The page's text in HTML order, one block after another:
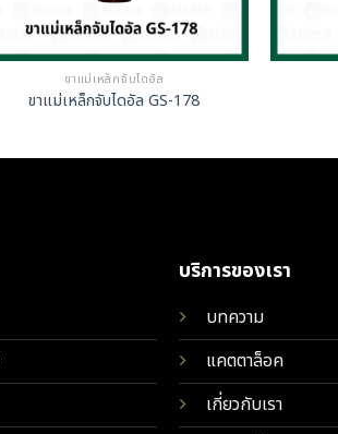
ขาแม่เหล็กจับไดอัล
ขาแม่เหล็กจับไดอัล GS-178
บริการของเรา
บทความ
แคตตาล็อค
เกี่ยวกับเรา